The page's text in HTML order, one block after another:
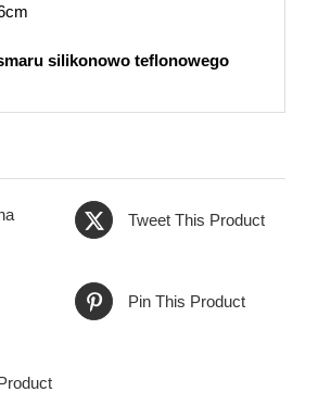
silikonowo teflonowego
Tweet This Product
Pin This Product